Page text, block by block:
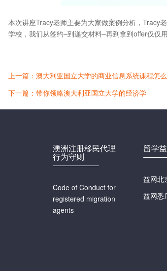
本次讲座Tracy老师主要为大家做案例分析，Tracy
学校，我们从签约–到递交材料–再到拿到offer仅仅
上一篇：澳大利亚国立大学的商业信息系统课程怎
下一篇：带你领略澳大利亚国立大学的经济学
澳洲注册移民代理
行为守则
Code of Conduct for
registered migration
agents
留学
益网北
益网悉